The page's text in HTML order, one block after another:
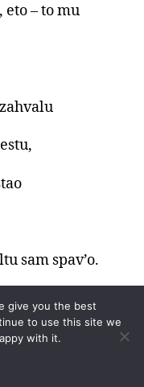
– to mu
sam spav’o.
give you the best
to use this site we
with it.